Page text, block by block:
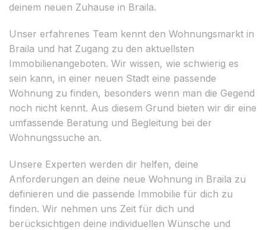
deinem neuen Zuhause in Braila.
Unser erfahrenes Team kennt den Wohnungsmarkt in
Braila und hat Zugang zu den aktuellsten
Immobilienangeboten. Wir wissen, wie schwierig es
sein kann, in einer neuen Stadt eine passende
Wohnung zu finden, besonders wenn man die Gegend
noch nicht kennt. Aus diesem Grund bieten wir dir eine
umfassende Beratung und Begleitung bei der
Wohnungssuche an.
Unsere Experten werden dir helfen, deine
Anforderungen an deine neue Wohnung in Braila zu
definieren und die passende Immobilie für dich zu
finden. Wir nehmen uns Zeit für dich und
berücksichtigen deine individuellen Wünsche und